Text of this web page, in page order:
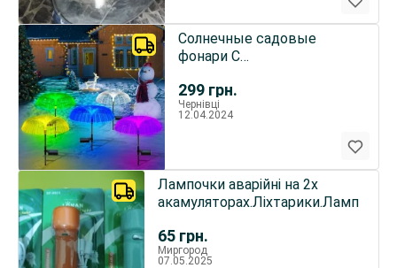
299 грн.
Солнечные садовые
фонари С
световодами на
солнечной
Чернівці
12.04.2024
65 грн.
Лампочки аварійні на 2х
Миргород
07.05.2025